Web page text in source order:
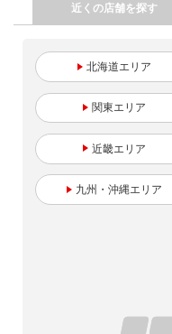
近くの店舗を探す
北海道
関東
近畿
九州・沖縄